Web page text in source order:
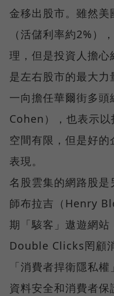
金移出股市。雖然
（活儲利率約2%）
理，但是投資人擔
是左右股市的最大力
一向擔任華爾街多
Cohen），也表示
空間有限，但是好
表現。
名股雲集的網路股
師布拉吉（Henry
期「駭客」遨遊網
Double Clicks罔顧
「消費者捍衛隱私
資料安全和消費者